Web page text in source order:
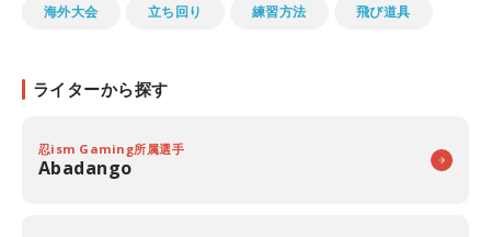
海外大会 立ち回り 練習方法 飛び道具
ライターから探す
忍ism Gaming所属選手
Abadango